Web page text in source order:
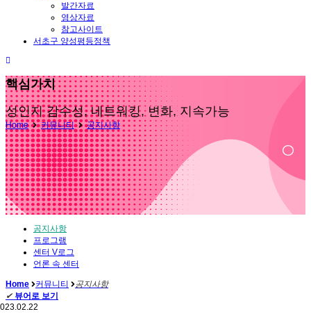
발간자료
영상자료
참고사이트
서초구 양성평등정책
핵심가치
성인지 감수성, 네트워킹, 변화, 지속가능
Home 커뮤니티 공지사항
공지사항
프로그램
센터 V로그
언론 속 센터
Home 커뮤니티
공지사항
✔ 뷰어로 보기